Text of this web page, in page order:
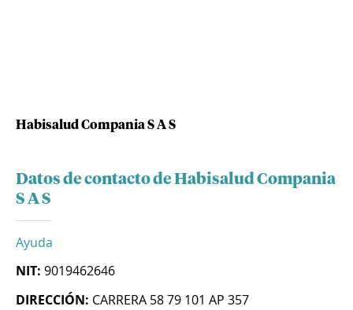
Habisalud Compania S A S
Datos de contacto de Habisalud Compania
S A S
Ayuda
NIT: 9019462646
DIRECCIÓN: CARRERA 58 79 101 AP 357